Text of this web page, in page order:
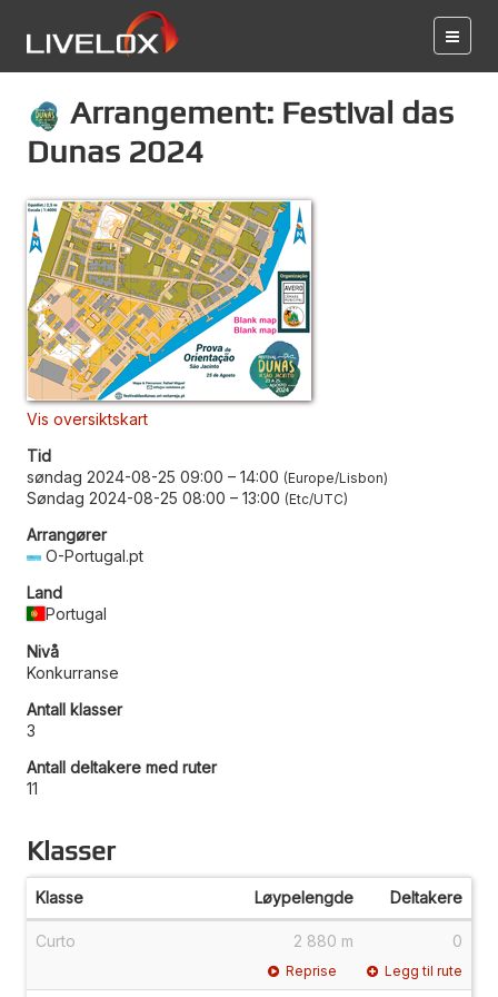
Arrangement: Festival das
Dunas 2024
Vis oversiktskart
Tid
søndag 2024-08-25 09:00 – 14:00 Europe/Lisbon
Søndag 2024-08-25 08:00 – 13:00 Etc/UTC
Arrangører
O-Portugal.pt
Land
Portugal
Nivå
Konkurranse
Antall klasser
3
Antall deltakere med ruter
11
Klasser
Klasse Løypelengde Deltakere
Curto 2 880 m 0
Reprise Legg til rute